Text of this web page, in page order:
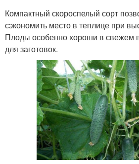
Компактный скороспелый сорт
сэкономить место в теплице при
Плоды особенно хороши в свежем
для заготовок.